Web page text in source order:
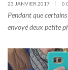
23 JANVIER 2017 0
Pendant que
envoyé deux petite